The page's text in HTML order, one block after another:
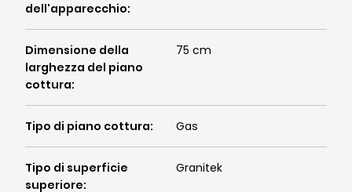
dell'apparecchio:
Dimensione della
larghezza del piano
cottura:
75 cm
Tipo di piano cottura: Gas
Tipo di superficie
superiore:
Granitek